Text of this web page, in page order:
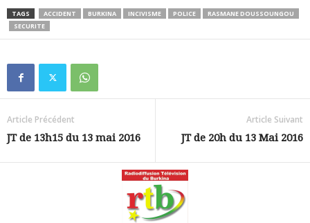
TAGS ACCIDENT BURKINA INCIVISME POLICE
RASMANE DOUSSOUNGOU
SECURITE
Article Précédent
JT de 13h15 du 13 mai 2016
Article Suivant
JT de 20h du 13 Mai 2016